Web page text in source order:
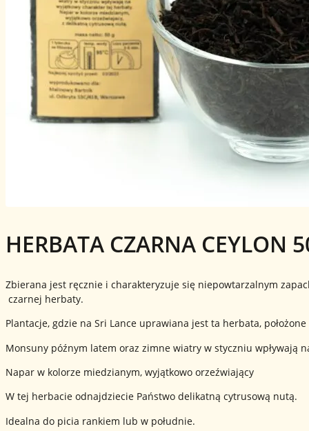
HERBATA CZARNA CEYLON
Zbierana jest ręcznie i charakteryzuje się niepowtarzalnym
czarnej herbaty.
Plantacje, gdzie na Sri Lance uprawiana jest ta herbata,
Monsuny późnym latem oraz zimne wiatry w styczniu wpływają
Napar w kolorze miedzianym, wyjątkowo orzeźwiający
W tej herbacie odnajdziecie Państwo delikatną cytrusową nutą.
Idealna do picia rankiem lub w południe.